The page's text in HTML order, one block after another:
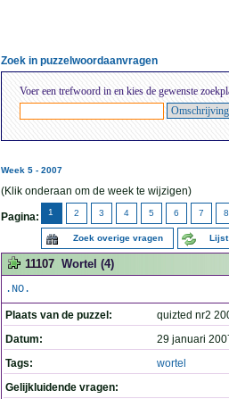
Zoek in puzzelwoordaanvragen
Voer een trefwoord in en kies de gewenste
Week 5 - 2007
(Klik onderaan om de week te wijzigen)
Pagina: 1 2 3 4 5 6 7 8
Zoek overige vragen Lijst
11107 Wortel (4)
.NO.
Plaats van de puzzel:
quizted nr2
Datum:
29 januari
Tags:
wortel
Gelijkluidende vragen: